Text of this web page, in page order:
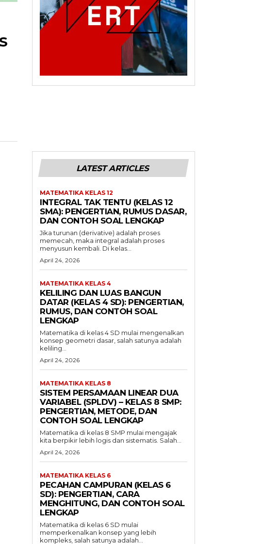
LATEST ARTICLES
MATEMATIKA KELAS 12
INTEGRAL TAK TENTU (KELAS 12
SMA): PENGERTIAN, RUMUS DASAR,
DAN CONTOH SOAL LENGKAP
Jika turunan (derivative) adalah proses
memecah, maka integral adalah proses
menyusun kembali. Di kelas...
April 24, 2026
MATEMATIKA KELAS 4
KELILING DAN LUAS BANGUN
DATAR (KELAS 4 SD): PENGERTIAN,
RUMUS, DAN CONTOH SOAL
LENGKAP
Matematika di kelas 4 SD mulai mengenalkan
konsep geometri dasar, salah satunya adalah
keliling...
April 24, 2026
MATEMATIKA KELAS 8
SISTEM PERSAMAAN LINEAR DUA
VARIABEL (SPLDV) – KELAS 8 SMP:
PENGERTIAN, METODE, DAN
CONTOH SOAL LENGKAP
Matematika di kelas 8 SMP mulai mengajak
kita berpikir lebih logis dan sistematis. Salah...
April 24, 2026
MATEMATIKA KELAS 6
PECAHAN CAMPURAN (KELAS 6
SD): PENGERTIAN, CARA
MENGHITUNG, DAN CONTOH SOAL
LENGKAP
Matematika di kelas 6 SD mulai
memperkenalkan konsep yang lebih
kompleks, salah satunya adalah...